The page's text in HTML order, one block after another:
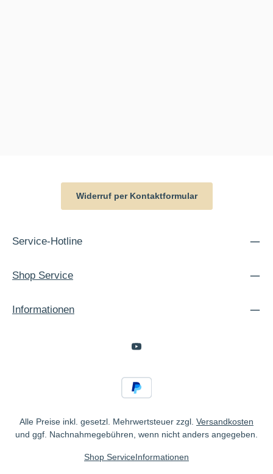
Widerruf per Kontaktformular
Service-Hotline
Shop Service
Informationen
Alle Preise inkl. gesetzl. Mehrwertsteuer zzgl. Versandkosten
und ggf. Nachnahmegebühren, wenn nicht anders angegeben.
Shop ServiceInformationen